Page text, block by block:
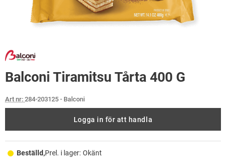
Balconi Tiramitsu Tårta 400 G
Art nr: 284-203125 - Balconi
Logga in för att handla
Beställd,Prel. i lager: Okänt